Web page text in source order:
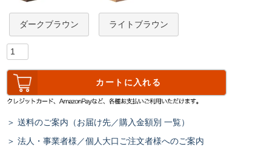
ダークブラウン ライトブラウン
カートに入れる
＞ 送料のご案内（お届け先／購入金額別 一覧）
＞ 法人・事業者様／個人大口ご注文者様へのご案内